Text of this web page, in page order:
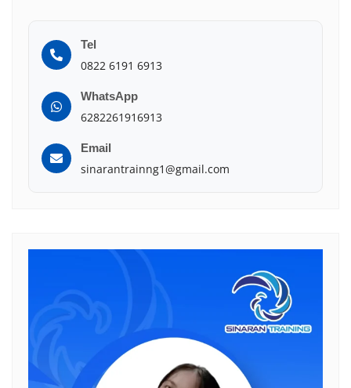
Tel
0822 6191 6913
WhatsApp
6282261916913
Email
sinarantrainng1@gmail.com